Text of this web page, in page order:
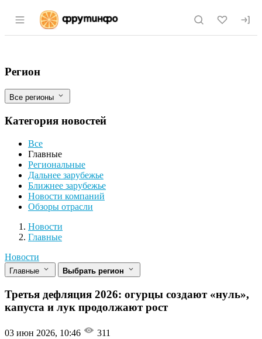
Раздел навигации по сайту fruitinfo.ru
Третья дефляция 2026: огурцы
Фильтры
Регион
Все регионы
Категория новостей
Все
Главные
Региональные
Дальнее зарубежье
Ближнее зарубежье
Новости компаний
Обзоры отрасли
Новости
Разделы
Новости
Главные
Новости
Главные Выбрать регион
Третья дефляция 2026: огурцы создают «нуль»,
капуста и лук продолжают рост
03 июн 2026, 10:46 311